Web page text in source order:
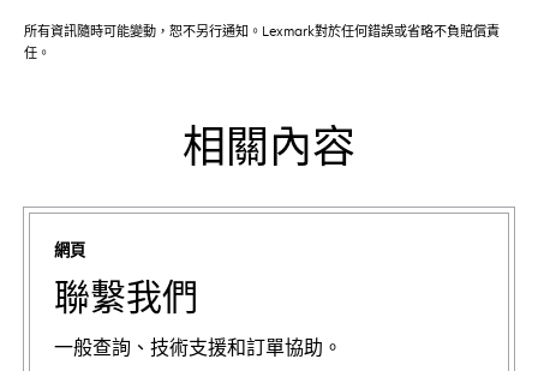
所有資訊隨時可能變動，恕不另行通知。Lexmark對於任何錯誤或省略不負賠償責
任。
相關內容
網頁
聯繫我們
一般查詢、技術支援和訂單協助。